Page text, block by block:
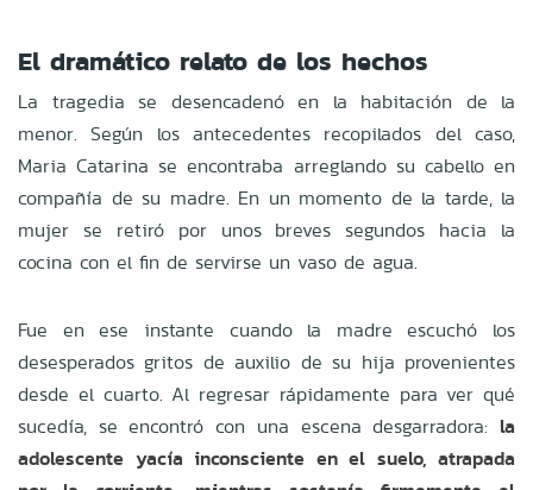
El dramático relato de los hechos
La tragedia se desencadenó en la habitación de la
menor. Según los antecedentes recopilados del caso,
Maria Catarina se encontraba arreglando su cabello en
compañía de su madre. En un momento de la tarde, la
mujer se retiró por unos breves segundos hacia la
cocina con el fin de servirse un vaso de agua.
Fue en ese instante cuando la madre escuchó los
desesperados gritos de auxilio de su hija provenientes
desde el cuarto. Al regresar rápidamente para ver qué
sucedía, se encontró con una escena desgarradora: la
adolescente yacía inconsciente en el suelo, atrapada